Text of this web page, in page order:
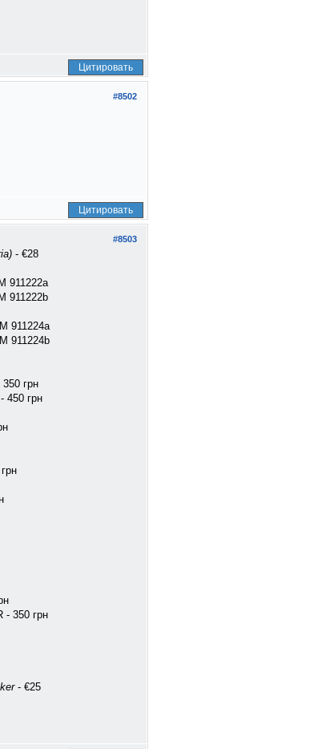
Цитировать
#8502
Цитировать
#8503
- €28
911222a
911222b
911224a
911224b
грн
450 грн
- 350 грн
- €25